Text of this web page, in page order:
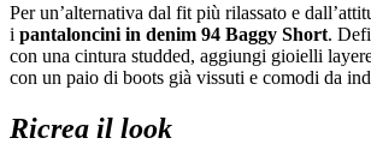
Per un’alternativa dal fit più rilassato e
i pantaloncini in denim 94 Baggy Short.
con una cintura studded, aggiungi gioielli
con un paio di boots già vissuti e comodi da
Ricrea il look